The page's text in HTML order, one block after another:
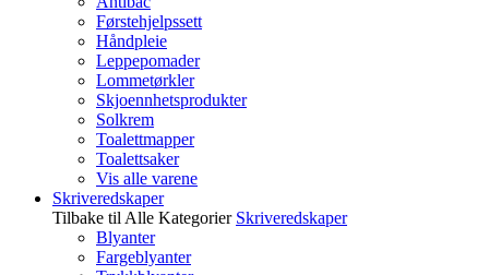
Førstehjelpssett
Håndpleie
Leppepomader
Lommetørkler
Skjoennhetsprodukter
Solkrem
Toalettmapper
Toalettsaker
Vis alle varene
Skriveredskaper
Tilbake til Alle Kategorier Skriveredskaper
Blyanter
Fargeblyanter